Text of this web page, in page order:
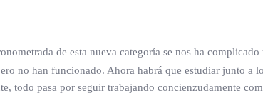
de esta nueva categoría se nos ha
no han funcionado. Ahora habrá que estudiar junto
todo pasa por seguir trabajando concienzudamente